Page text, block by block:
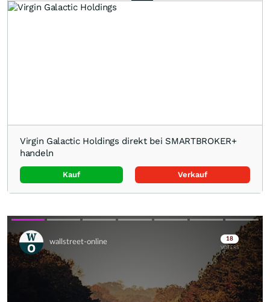
Virgin Galactic Holdings direkt bei SMARTBROKER+
handeln
Kauf Verkauf
Skip